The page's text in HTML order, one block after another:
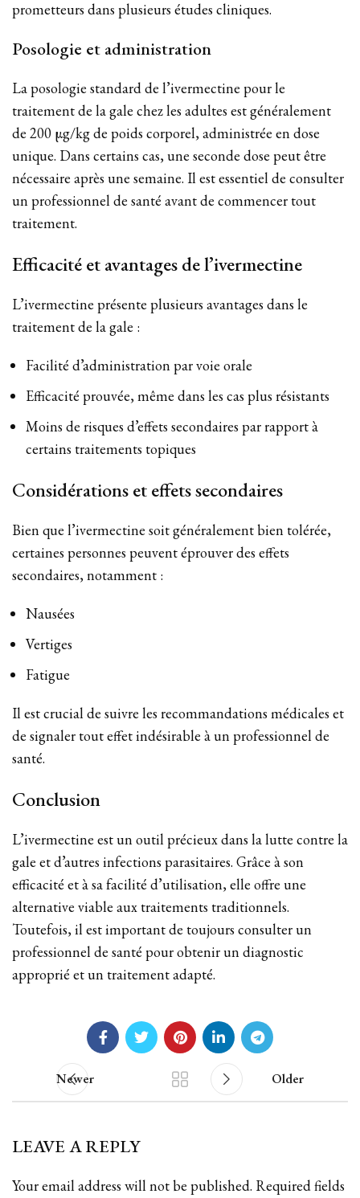
prometteurs dans plusieurs études cliniques.
Posologie et administration
La posologie standard de l’ivermectine pour le
traitement de la gale chez les adultes est généralement
de 200 µg/kg de poids corporel, administrée en dose
unique. Dans certains cas, une seconde dose peut être
nécessaire après une semaine. Il est essentiel de consulter
un professionnel de santé avant de commencer tout
traitement.
Efficacité et avantages de l’ivermectine
L’ivermectine présente plusieurs avantages dans le
traitement de la gale :
Facilité d’administration par voie orale
Efficacité prouvée, même dans les cas plus résistants
Moins de risques d’effets secondaires par rapport à
certains traitements topiques
Considérations et effets secondaires
Bien que l’ivermectine soit généralement bien tolérée,
certaines personnes peuvent éprouver des effets
secondaires, notamment :
Nausées
Vertiges
Fatigue
Il est crucial de suivre les recommandations médicales et
de signaler tout effet indésirable à un professionnel de
santé.
Conclusion
L’ivermectine est un outil précieux dans la lutte contre la
gale et d’autres infections parasitaires. Grâce à son
efficacité et à sa facilité d’utilisation, elle offre une
alternative viable aux traitements traditionnels.
Toutefois, il est important de toujours consulter un
professionnel de santé pour obtenir un diagnostic
approprié et un traitement adapté.
Newer Older
LEAVE A REPLY
Your email address will not be published. Required fields